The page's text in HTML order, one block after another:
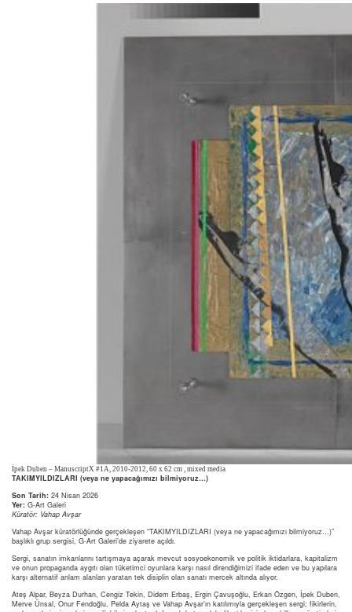
İpek Duben – ManuscriptX #1A, 2010-2012, 60 x 62 cm , mixed media
TAKIMYILDIZLARI (veya ne yapacağımızı bilmiyoruz…)
Son Tarih: 24 Nisan 2026
Yer: G-Art Galeri
Küratör: Vahap Avşar
Vahap Avşar küratörlüğünde gerçekleşen “TAKIMYILDIZLARI (veya ne yapacağımızı bilmiyoruz…)”
başlıklı grup sergisi, G-Art Galeri’de ziyarete açıldı.
Sergi, sanatın imkanlarını tartışmaya açarak mevcut sosyoekonomik ve politik iktidarlara, kapitalizm
ve onun propaganda aygıtı olan tüketimci oyunlara karşı nasıl direndiğimizi ifade eden ve bu yapılara
karşı alternatif anlam alanları yaratan tek disiplin olan sanatı mercek altında alıyor.
Ateş Alpar, Beyza Durhan, Cengiz Tekin, Didem Erbaş, Ergin Çavuşoğlu, Erkan Özgen, İpek Duben,
Merve Ünsal, Onur Fendoğlu, Pelda Aytaş ve Vahap Avşar’ın katılımıyla gerçekleşen sergi; fikirlerin,